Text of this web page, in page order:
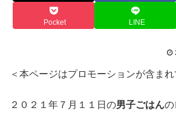
Pocket LINE
＜本ページはプロモーションが含まれ
２０２１年７月１１日の男子ごはんの